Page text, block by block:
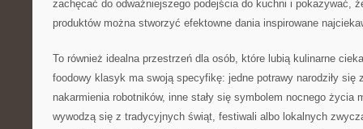
zachęcać do odważniejszego podejścia do kuchni i pokazywać,
produktów można stworzyć efektowne dania inspirowane
To również idealna przestrzeń dla osób, które lubią kulinarne
foodowy klasyk ma swoją specyfikę: jedne potrawy narodziły się
nakarmienia robotników, inne stały się symbolem nocnego życia
wywodzą się z tradycyjnych świąt, festiwali albo lokalnych